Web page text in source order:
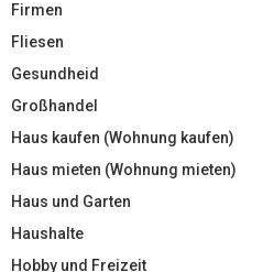
Firmen
Fliesen
Gesundheid
Großhandel
Haus kaufen (Wohnung kaufen)
Haus mieten (Wohnung mieten)
Haus und Garten
Haushalte
Hobby und Freizeit